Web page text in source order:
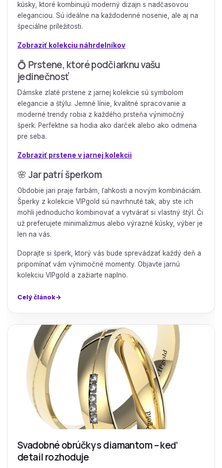
kúsky, ktoré kombinujú moderný dizajn s nadčasovou
eleganciou. Sú ideálne na každodenné nosenie, ale aj na
špeciálne príležitosti.
Zobraziť kolekciu náhrdelníkov
💍 Prstene, ktoré podčiarknu vašu
jedinečnosť
Dámske zlaté prstene z jarnej kolekcie sú symbolom
elegancie a štýlu. Jemné línie, kvalitné spracovanie a
moderné trendy robia z každého prsteňa výnimočný
šperk. Perfektne sa hodia ako darček alebo ako odmena
pre seba.
Zobraziť prstene v jarnej kolekcii
🌸 Jar patrí šperkom
Obdobie jari praje farbám, ľahkosti a novým kombináciám.
Šperky z kolekcie VIPgold sú navrhnuté tak, aby ste ich
mohli jednoducho kombinovať a vytvárať si vlastný štýl. Či
už preferujete minimalizmus alebo výrazné kúsky, výber je
len na vás.
Doprajte si šperk, ktorý vás bude sprevádzať každý deň a
pripomínať vám výnimočné momenty. Objavte jarnú
kolekciu VIPgold a zažiarte naplno.
Celý článok
Svadobné obrúčky s diamantom – keď
detail rozhoduje